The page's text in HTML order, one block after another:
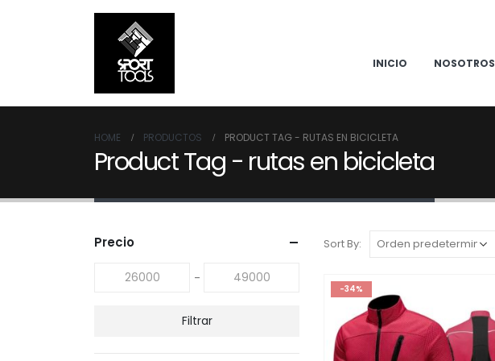
INICIO NOSOTROS
HOME PRODUCTOS PRODUCT TAG - RUTAS EN BICICLETA
Product Tag - rutas en bicicleta
Sort By:
-34%
Precio
-
Filtrar